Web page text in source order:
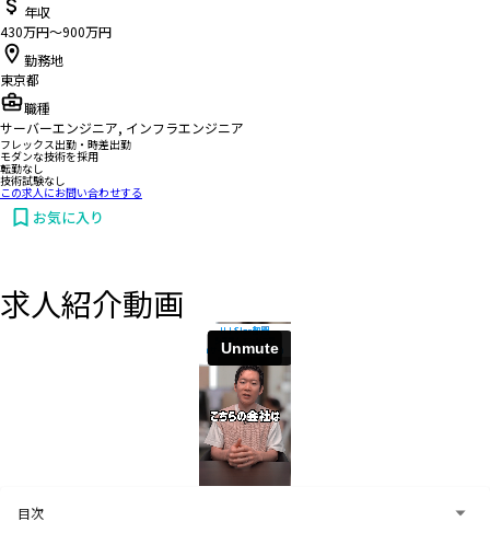
年収
430万円〜900万円
勤務地
東京都
職種
サーバーエンジニア, インフラエンジニア
フレックス出勤・時差出勤
モダンな技術を採用
転勤なし
技術試験なし
この求人にお問い合わせする
お気に入り
お問い合わせする
求人紹介動画
目次